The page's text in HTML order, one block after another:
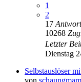
1
2
17
10268
Letzter
Dienstag
Selbstauslöser
von